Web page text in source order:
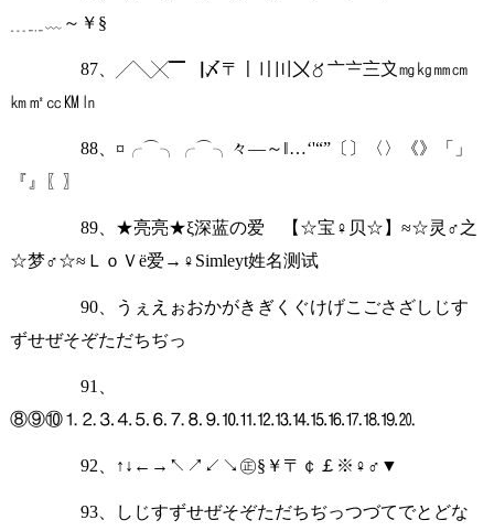
﹍﹎﹏～￥§
87、╱╲╳▔▕〆〒〡〢〣〤〥〦〧〨〩㎎㎏㎜㎝
㎞㎡㏄㏎㏑
88、¤╭⌒╮╭⌒╮々—～‖…‘'“”〔〕〈〉《》「」
『』〖〗
89、★亮亮★ξ深蓝の爱ゞ【☆宝♀贝☆】≈☆灵♂之
☆梦♂☆≈ＬｏＶё爱→♀Simleyt姓名测试
90、うぇえぉおかがきぎくぐけげこごさざしじす
ずせぜそぞただちぢっ
91、
⑧⑨⑩⒈⒉⒊⒋⒌⒍⒎⒏⒐⒑⒒⒓⒔⒕⒖⒗⒘⒙⒚⒛
92、↑↓←→↖↗↙↘㊣§￥〒￠￡※♀♂▼
93、しじすずせぜそぞただちぢっつづてでとどな